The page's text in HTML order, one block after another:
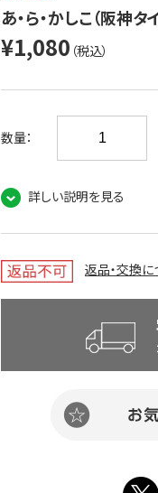
あ・ら・かしこ（阪神タ
¥1,080 （税込）
数量：
詳しい説明を見る
返品・交換に